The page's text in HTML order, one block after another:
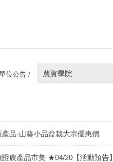
位公告 / 農資學院
產品-山葵小品盆栽大宗優惠價
農產品市集 ★04/20【活動預告】